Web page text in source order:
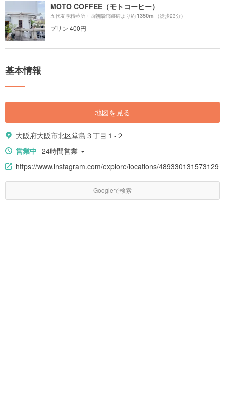
MOTO COFFEE（モトコーヒー）
五代友厚精藍所・西朝陽館跡碑より約1350m （徒歩23分）
プリン 400円
基本情報
地図を見る
大阪府大阪市北区堂島３丁目１-２
営業中 24時間営業
https://www.instagram.com/explore/locations/489330131573129
Googleで検索